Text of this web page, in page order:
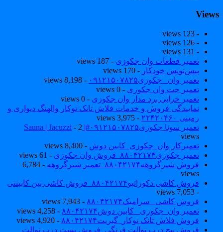
- 123 views
- 126 views
- 131 views
تعمیر قطعات وان جکوزی - 187 views
پیش‌نویس خودکار- 170 views
تعمیر وان _جکوزی۰۹۱۲۱۵۰۷۸۲۵
- 8,198 views
تعمیر جت وان جکوزی - 0 views
تعمیر خرابی برد مدار وان جکوزی - 0 views
نمایندگی فروش و خدمات فلاش تانک توکار والهنگ دیواری و
زمینی ۲۲۴۲۰۴۶۰
- 3,975 views
تعمیر سونا جکوزی۰۹۱۲۱۵۰۷۸۲۵#| Sauna | Jacuzzi
- 2
views
تعمیرکار وان_جکوزی_کابین دوش- 8,400 views
تعمیر جکوزی۸۸۰۴۲۱۷۴_فروش وان جکوزی
- 61 views
فروش شیرگروهه۸۸۰۴۲۱۷۴_تعمیر شیرگروهه
- 6,784
views
فروش کاشی دکوراتیو۸۸۰۴۲۱۷۴_فروش کاشی بین کابینتی
فروش کاشی _سرامیک۸۸۰۴۲۱۷۴
- 7,943 views
تعمیر وان_جکوزی_ کابین دوش۸۸۰۴۲۱۷۴
- 4,258 views
فروش فلاش تانک توکار_گبریت۸۸۰۴۲۱۷۴
- 4,920 views
فروش پیچ درب توالت فرنگی_فروش بست درب توالت